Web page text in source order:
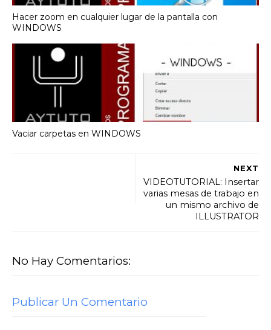
Hacer zoom en cualquier lugar de la pantalla con
WINDOWS
Vaciar carpetas en WINDOWS
NEXT
VIDEOTUTORIAL: Insertar
varias mesas de trabajo en
un mismo archivo de
ILLUSTRATOR
No Hay Comentarios:
Publicar Un Comentario